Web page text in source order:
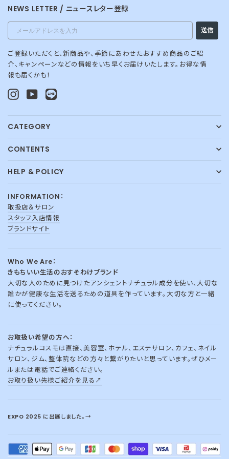
NEWS LETTER / ニュースレター登録
Email
送信
ご登録いただくと、新商品や、季節にあわせたおすすめ商品のご紹
介、キャンペーンなどの情報をいち早くお届けいたします。お得な情
報も届くかも！
Instagram
YouTube
CATEGORY
CONTENTS
HELP & POLICY
INFORMATION：
取扱店＆サロン
スタッフ入店情報
ブランドサイト
Who We Are：
きもちいい生活のおすそわけブランド
大切な人のために見つけたアンシェントナチュラル成分を使い、大切な
誰かが健康な生活を送るための道具を作っています。大切な方と一緒
に使ってください。
お取扱い希望の方へ：
ナチュラルコスモは直接、美容室、ホテル、エステサロン、カフェ、ネイル
サロン、ジム、整体院などの方々と繋がりたいと思っています。ぜひメー
ルまたは電話でご連絡ください。
お取り扱い先様ご紹介を見る↗︎
EXPO 2025 に出展しました。→